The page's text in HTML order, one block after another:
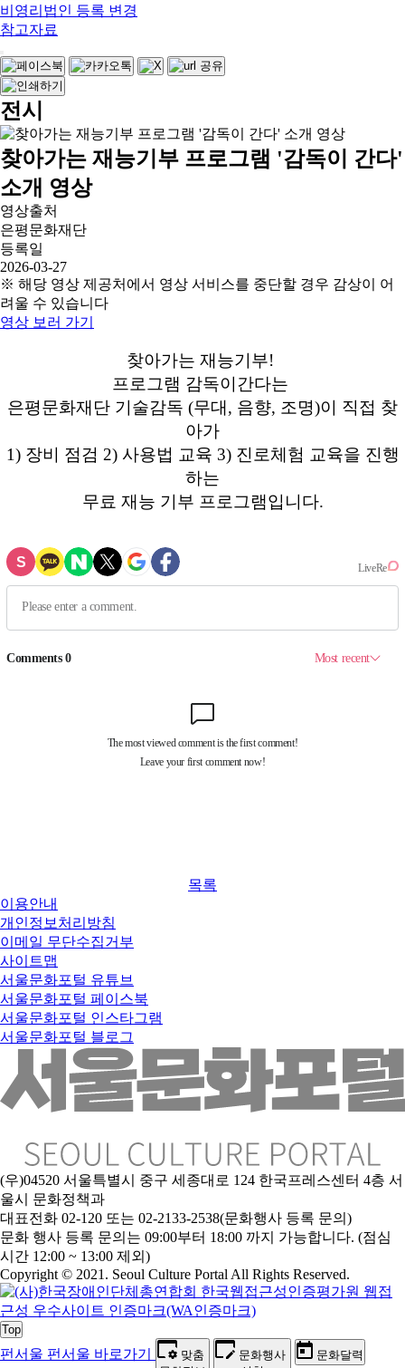
비영리법인 등록 변경
참고자료
전시
찾아가는 재능기부 프로그램 '감독이 간다'
소개 영상
영상출처
은평문화재단
등록일
2026-03-27
※ 해당 영상 제공처에서 영상 서비스를 중단할 경우 감상이 어
려울 수 있습니다
영상 보러 가기
찾아가는 재능기부!
프로그램 감독이간다는
은평문화재단 기술감독 (무대, 음향, 조명)이 직접 찾
아가
1) 장비 점검 2) 사용법 교육 3) 진로체험 교육을 진행
하는
무료 재능 기부 프로그램입니다.
목록
이용안내
개인정보처리방침
이메일 무단수집거부
사이트맵
서울문화포털 유튜브
서울문화포털 페이스북
서울문화포털 인스타그램
서울문화포털 블로그
(우)04520 서울특별시 중구 세종대로 124 한국프레스센터 4층 서
울시 문화정책과
대표전화 02-120 또는 02-2133-2538(문화행사 등록 문의)
문화 행사 등록 문의는 09:00부터 18:00 까지 가능합니다. (점심
시간 12:00 ~ 13:00 제외)
Copyright © 2021. Seoul Culture Portal All Rights Reserved.
Top
펀서울 펀서울 바로가기
맞춤
문화행사
문화달력